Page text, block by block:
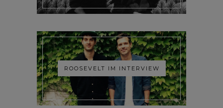
ROOSEVELT IM INTERVIEW